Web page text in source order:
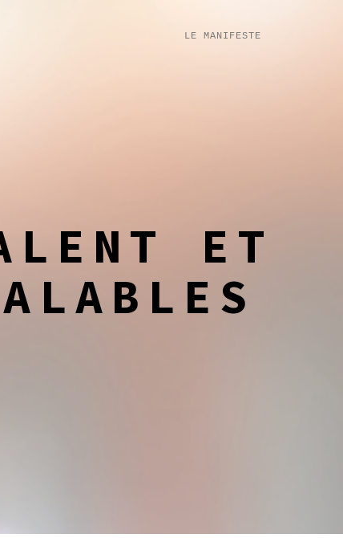
LE MANIFESTE
ET